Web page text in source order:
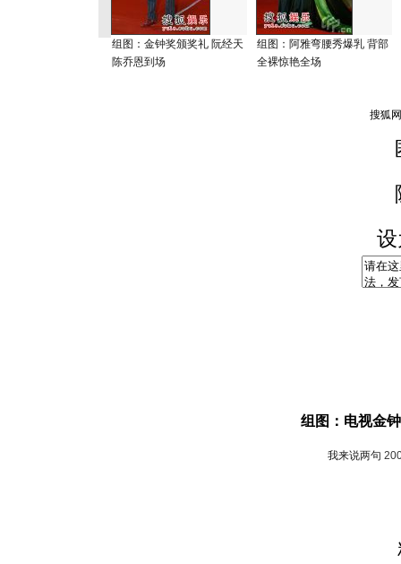
组图：金钟奖颁奖礼 阮经天
陈乔恩到场
组图：阿雅弯腰秀爆乳 背部
全裸惊艳全场
组图：电视金
我来说两句